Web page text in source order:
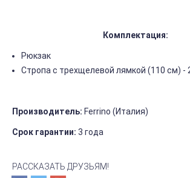
Комплектация:
Рюкзак
Стропа с трехщелевой лямкой (110 см) -
Производитель: Ferrino (Италия)
Срок гарантии: 3 года
РАССКАЗАТЬ ДРУЗЬЯМ!